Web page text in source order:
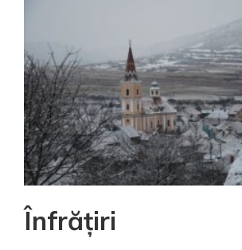
Înfrățiri